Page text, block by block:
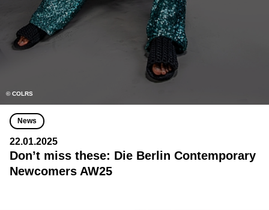
© COLRS
News
22.01.2025
Don’t miss these: Die Berlin Contemporary
Newcomers AW25